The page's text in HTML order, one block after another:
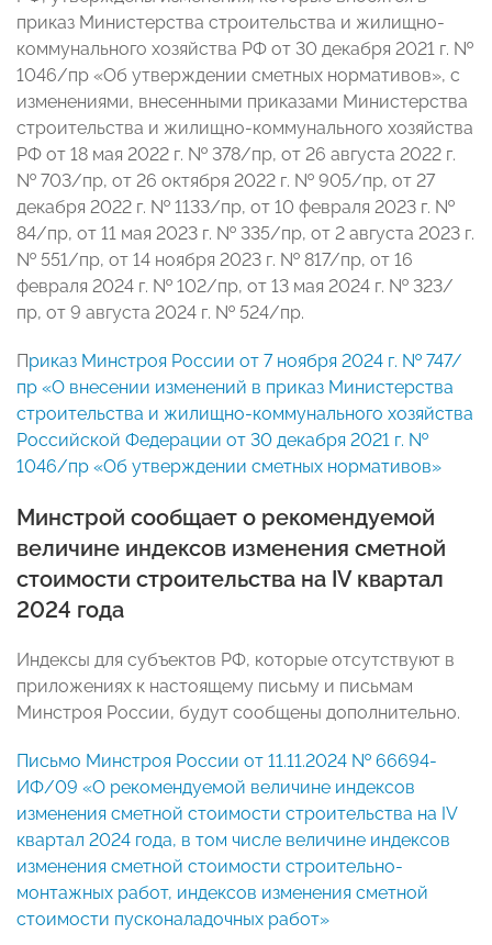
приказ Министерства строительства и жилищно-
коммунального хозяйства РФ от 30 декабря 2021 г. №
1046/пр «Об утверждении сметных нормативов», с
изменениями, внесенными приказами Министерства
строительства и жилищно-коммунального хозяйства
РФ от 18 мая 2022 г. № 378/пр, от 26 августа 2022 г.
№ 703/пр, от 26 октября 2022 г. № 905/пр, от 27
декабря 2022 г. № 1133/пр, от 10 февраля 2023 г. №
84/пр, от 11 мая 2023 г. № 335/пр, от 2 августа 2023 г.
№ 551/пр, от 14 ноября 2023 г. № 817/пр, от 16
февраля 2024 г. № 102/пр, от 13 мая 2024 г. № 323/
пр, от 9 августа 2024 г. № 524/пр.
Приказ Минстроя России от 7 ноября 2024 г. № 747/
пр «О внесении изменений в приказ Министерства
строительства и жилищно-коммунального хозяйства
Российской Федерации от 30 декабря 2021 г. №
1046/пр «Об утверждении сметных нормативов»
Минстрой сообщает о рекомендуемой
величине индексов изменения сметной
стоимости строительства на IV квартал
2024 года
Индексы для субъектов РФ, которые отсутствуют в
приложениях к настоящему письму и письмам
Минстроя России, будут сообщены дополнительно.
Письмо Минстроя России от 11.11.2024 № 66694-
ИФ/09 «О рекомендуемой величине индексов
изменения сметной стоимости строительства на IV
квартал 2024 года, в том числе величине индексов
изменения сметной стоимости строительно-
монтажных работ, индексов изменения сметной
стоимости пусконаладочных работ»